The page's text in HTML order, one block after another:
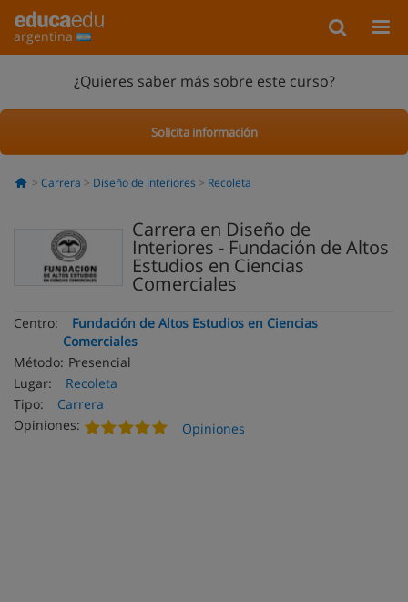
argentina
¿Quieres saber más sobre este curso?
Solicita información
Carrera Diseño de Interiores Recoleta
Carrera en Diseño de
Interiores - Fundación de Altos
Estudios en Ciencias
Comerciales
Centro:
Fundación de Altos Estudios en Ciencias
Comerciales
Método: Presencial
Lugar:
Recoleta
Tipo:
Carrera
Opiniones:
Opiniones